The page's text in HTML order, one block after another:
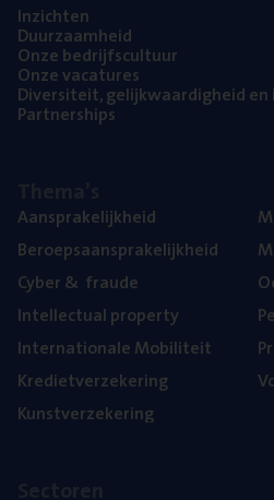
Inzich­ten
Duur­zaam­heid
Onze bedrijfs­cul­tuur
Onze vaca­tu­res
Diver­si­teit, gelijk­waar­dig­heid en
Part­ner­ships
Aan­spra­ke­lijk­heid
Beroeps­aan­spra­ke­lijk­heid
Cyber& fraude
Intel­lec­tu­al property
Inter­na­ti­o­na­le Mobiliteit
Kre­diet­ver­ze­ke­ring
Kunst­ver­ze­ke­ring